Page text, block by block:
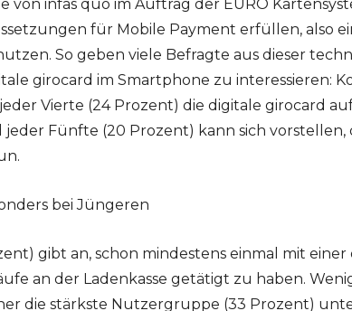
von infas quo im Auftrag der EURO
für Mobile Payment erfüllen, also
So geben viele Befragte aus dieser
girocard im Smartphone zu interessieren:
Vierte (24 Prozent) die digitale girocard
Fünfte (20 Prozent) kann sich vorstellen,
bei Jüngeren
gibt an, schon mindestens einmal mit einer
an der Ladenkasse getätigt zu haben.
die stärkste Nutzergruppe (33 Prozent)